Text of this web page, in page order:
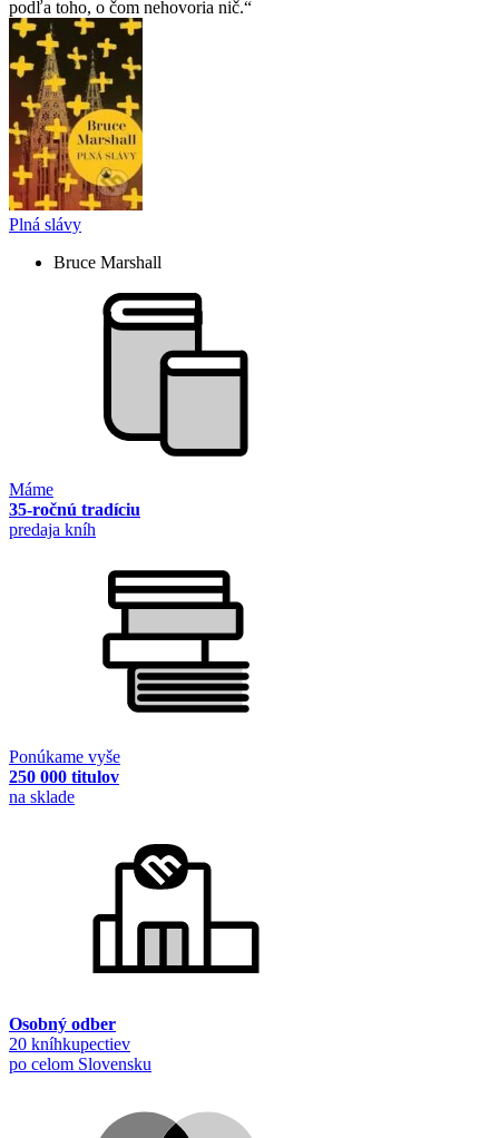
podľa toho, o čom nehovoria nič.
Plná slávy
Bruce Marshall
Máme
35-ročnú tradíciu
predaja kníh
Ponúkame vyše
250 000 titulov
na sklade
Osobný odber
20 kníhkupectiev
po celom Slovensku